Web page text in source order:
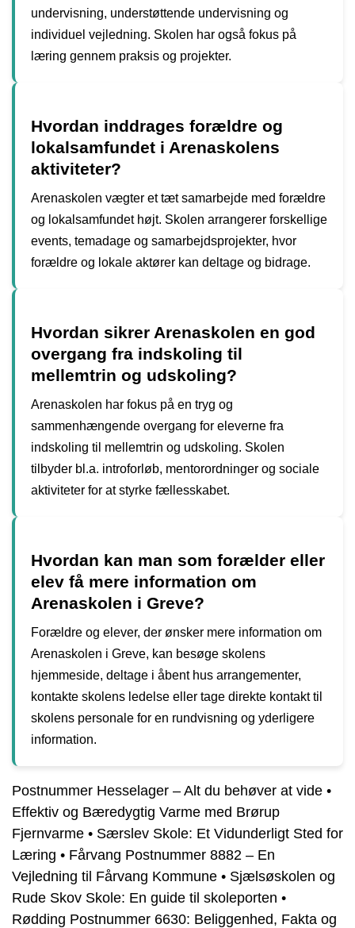
undervisning, understøttende undervisning og
individuel vejledning. Skolen har også fokus på
læring gennem praksis og projekter.
Hvordan inddrages forældre og
lokalsamfundet i Arenaskolens
aktiviteter?
Arenaskolen vægter et tæt samarbejde med forældre
og lokalsamfundet højt. Skolen arrangerer forskellige
events, temadage og samarbejdsprojekter, hvor
forældre og lokale aktører kan deltage og bidrage.
Hvordan sikrer Arenaskolen en god
overgang fra indskoling til
mellemtrin og udskoling?
Arenaskolen har fokus på en tryg og
sammenhængende overgang for eleverne fra
indskoling til mellemtrin og udskoling. Skolen
tilbyder bl.a. introforløb, mentorordninger og sociale
aktiviteter for at styrke fællesskabet.
Hvordan kan man som forælder eller
elev få mere information om
Arenaskolen i Greve?
Forældre og elever, der ønsker mere information om
Arenaskolen i Greve, kan besøge skolens
hjemmeside, deltage i åbent hus arrangementer,
kontakte skolens ledelse eller tage direkte kontakt til
skolens personale for en rundvisning og yderligere
information.
Postnummer Hesselager – Alt du behøver at vide •
Effektiv og Bæredygtig Varme med Brørup
Fjernvarme • Særslev Skole: Et Vidunderligt Sted for
Læring • Fårvang Postnummer 8882 – En
Vejledning til Fårvang Kommune • Sjælsøskolen og
Rude Skov Skole: En guide til skoleporten •
Rødding Postnummer 6630: Beliggenhed, Fakta og